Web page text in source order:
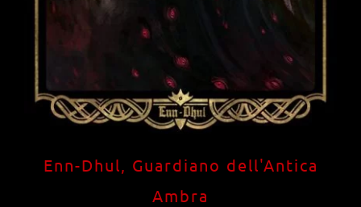
Enn-Dhul, Guardiano dell'Antica
Ambra